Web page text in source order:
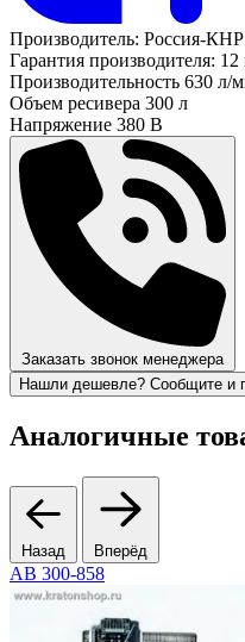
Производитель: Россия-КНР
Гарантия производителя: 12
Производительность 630 л/
Объем ресивера 300 л
Напряжение 380 В
Заказать звонок менеджера
Нашли дешевле? Сообщите и
Аналогичные
Назад Вперёд
AB 300-858